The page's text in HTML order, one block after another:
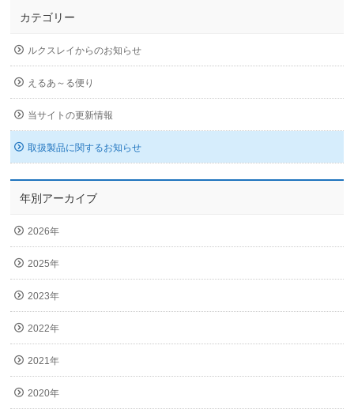
カテゴリー
ルクスレイからのお知らせ
えるあ～る便り
当サイトの更新情報
取扱製品に関するお知らせ
年別アーカイブ
2026年
2025年
2023年
2022年
2021年
2020年